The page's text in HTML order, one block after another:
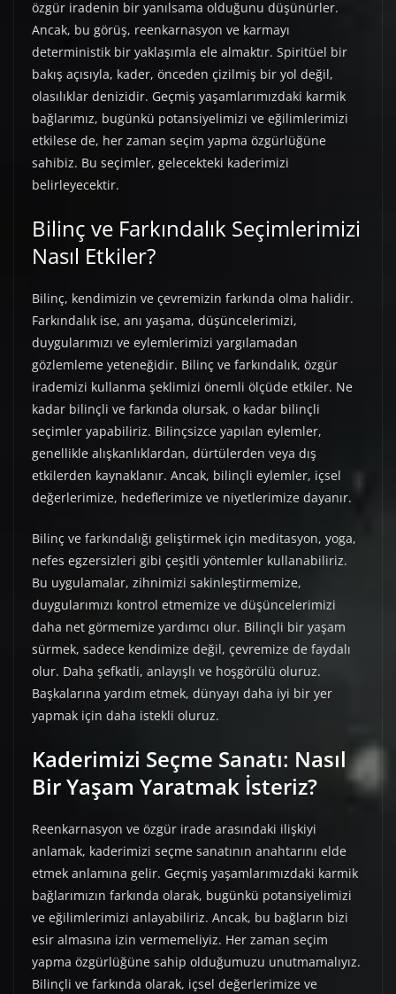
özgür iradenin bir yanılsama olduğunu düşünürler.
Ancak, bu görüş, reenkarnasyon ve karmayı
deterministik bir yaklaşımla ele almaktır. Spiritüel bir
bakış açısıyla, kader, önceden çizilmiş bir yol değil,
olasılıklar denizidir. Geçmiş yaşamlarımızdaki karmik
bağlarımız, bugünkü potansiyelimizi ve eğilimlerimizi
etkilese de, her zaman seçim yapma özgürlüğüne
sahibiz. Bu seçimler, gelecekteki kaderimizi
belirleyecektir.
Bilinç ve Farkındalık Seçimlerimizi
Nasıl Etkiler?
Bilinç, kendimizin ve çevremizin farkında olma halidir.
Farkındalık ise, anı yaşama, düşüncelerimizi,
duygularımızı ve eylemlerimizi yargılamadan
gözlemleme yeteneğidir. Bilinç ve farkındalık, özgür
irademizi kullanma şeklimizi önemli ölçüde etkiler. Ne
kadar bilinçli ve farkında olursak, o kadar bilinçli
seçimler yapabiliriz. Bilinçsizce yapılan eylemler,
genellikle alışkanlıklardan, dürtülerden veya dış
etkilerden kaynaklanır. Ancak, bilinçli eylemler, içsel
değerlerimize, hedeflerimize ve niyetlerimize dayanır.
Bilinç ve farkındalığı geliştirmek için meditasyon, yoga,
nefes egzersizleri gibi çeşitli yöntemler kullanabiliriz.
Bu uygulamalar, zihnimizi sakinleştirmemize,
duygularımızı kontrol etmemize ve düşüncelerimizi
daha net görmemize yardımcı olur. Bilinçli bir yaşam
sürmek, sadece kendimize değil, çevremize de faydalı
olur. Daha şefkatli, anlayışlı ve hoşgörülü oluruz.
Başkalarına yardım etmek, dünyayı daha iyi bir yer
yapmak için daha istekli oluruz.
Kaderimizi Seçme Sanatı: Nasıl
Bir Yaşam Yaratmak İsteriz?
Reenkarnasyon ve özgür irade arasındaki ilişkiyi
anlamak, kaderimizi seçme sanatının anahtarını elde
etmek anlamına gelir. Geçmiş yaşamlarımızdaki karmik
bağlarımızın farkında olarak, bugünkü potansiyelimizi
ve eğilimlerimizi anlayabiliriz. Ancak, bu bağların bizi
esir almasına izin vermemeliyiz. Her zaman seçim
yapma özgürlüğüne sahip olduğumuzu unutmamalıyız.
Bilinçli ve farkında olarak, içsel değerlerimize ve